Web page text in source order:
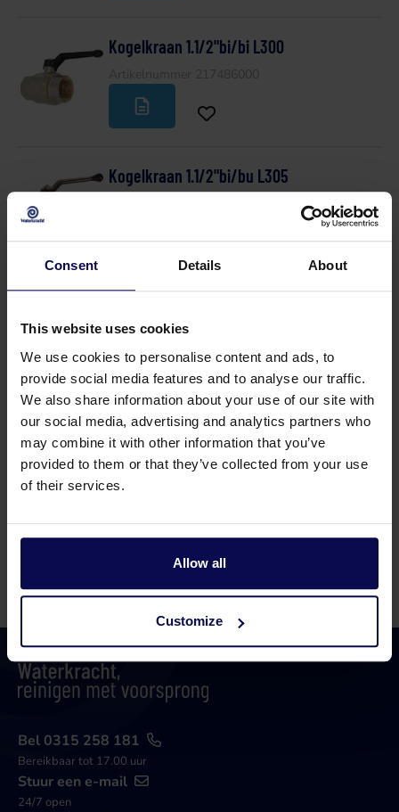
Consent Details About
This website uses cookies
We use cookies to personalise content and ads, to
provide social media features and to analyse our traffic.
We also share information about your use of our site with
our social media, advertising and analytics partners who
may combine it with other information that you’ve
provided to them or that they’ve collected from your use
of their services.
Allow all
Customize
Kogelkraan 1.1/2"bi/bi L300
Kogelkraan 1.1/2"bi/bu L305
Artikelnummer 217507000
Kogelkraan 1.1/4"bi/bi L300
Artikelnummer 217485000
Bel 0315 258 181
Bereikbaar tot 17.00 uur
Stuur een e-mail
24/7 open